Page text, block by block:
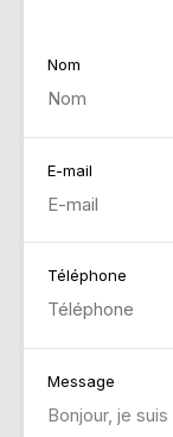
Nom
E-mail
Téléphone
Message